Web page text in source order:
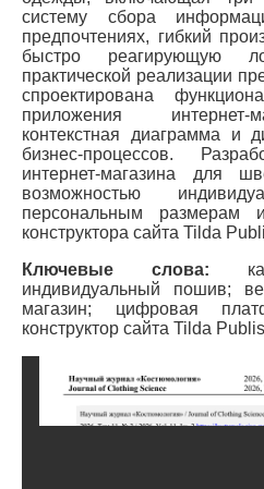
систему сбора
предпочтениях, гибкий
быстро реагирующую
практической реализации
спроектирована
приложения интернет-
контекстная диаграмма и
бизнес-процессов.
интернет-магазина для
возможностью
персональным
конструктора сайта Tilda
Ключевые слова:
индивидуальный пошив;
магазин; цифровая
конструктор сайта Tilda